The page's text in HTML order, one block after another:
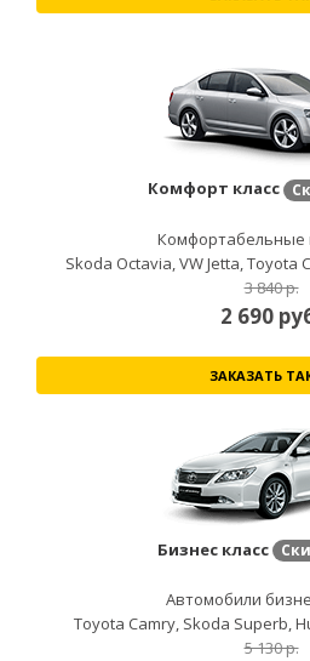
Комфорт класс
Комфортабельные
Skoda Octavia, VW Jetta, Toyota
3 840 р.
2 690
ЗАКАЗАТЬ
Бизнес класс
Автомобили
Toyota Camry, Skoda Superb,
5 130 р.